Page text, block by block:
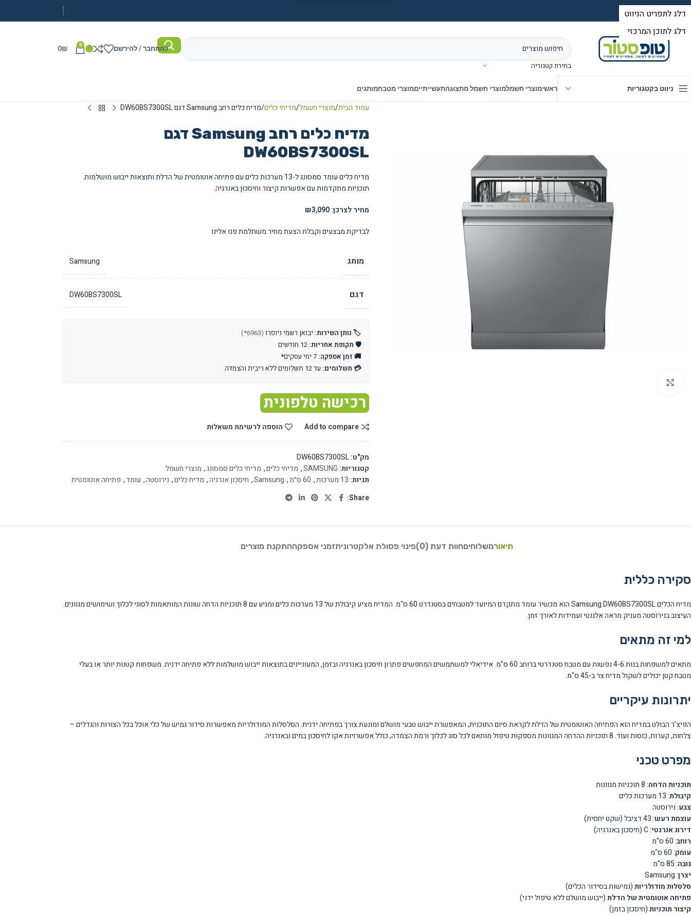
בחירת קטגוריה
להתחבר / להירשם 0
0₪
ניווט בקטגוריות ראשימוצרי חשמלמוצרי חשמל מתצוגהתעשייתייםמוצרי מטבחמותגים
עמוד הבית מוצרי חשמל מדיחי כלים מדיח כלים רחב Samsung דגם DW60BS7300SL
מדיח כלים רחב Samsung דגם
DW60BS7300SL
מדיח כלים עומד סמסונג ל-13 מערכות כלים עם פתיחה אוטומטית של הדלת ותוצאות ייבוש מושלמות.
תוכניות מתקדמות עם אפשרות קיצור וחיסכון באנרגיה.
מחיר לצרכן: ₪3,090
לבדיקת מבצעים וקבלת הצעת מחיר משתלמת פנו אלינו
מותג Samsung
דגם DW60BS7300SL
🏷️ נותן השירות: יבואן רשמי ניופרו (6963*)
🛡️ תקופת אחריות:
🚚 זמן אספקה:
💳 תשלומים: עד 12 תשלומים ללא ריבית והצמדה
רכישה טלפונית
Add to compare הוספה לרשימת משאלות
מק"ט:DW60BS7300SL
קטגוריות: SAMSUNG
, מדיחי כלים, מדיחי כלים סמסונג, מוצרי חשמל
תגיות: 13 מערכות , 60 ס״מ ,
Samsung
, חיסכון אנרגיה, מדיח כלים, נירוסטה, עומד, פתיחה אוטומטית
Share:
תיאורמשלוחיםחוות דעת (0) פינוי פסולת אלקטרוניתזמני אספקההתקנת מוצרים
סקירה כללית
מדיח הכלים Samsung DW60BS7300SL הוא מכשיר עומד מתקדם המיועד למטבחים בסטנדרט 60 ס"מ. המדיח מציע קיבולת של 13 מערכות כלים ומגיע עם 8 תוכניות הדחה שונות המותאמות לסוגי לכלוך ושימושים מגוונים.
העיצוב בנירוסטה מעניק מראה אלגנטי ועמידות לאורך זמן.
למי זה מתאים
מתאים למשפחות בנות 4-6 נפשות עם מטבח סטנדרטי ברוחב 60 ס"מ. אידיאלי למשתמשים המחפשים פתרון חיסכון באנרגיה ובזמן, המעוניינים בתוצאות ייבוש מושלמות ללא פתיחה ידנית. משפחות קטנות יותר או בעלי
מטבח קטן יכולים לשקול מדיח צר ב-45 ס"מ.
יתרונות עיקריים
הפיצ'ר הבולט במדיח הוא הפתיחה האוטומטית של הדלת לקראת סיום התוכנית, המאפשרת ייבוש טבעי מושלם ומונעת צורך בפתיחה ידנית. הסלסלות המודולריות מאפשרות סידור גמיש של כלי אוכל בכל הצורות והגדלים –
צלחות, קערות, כוסות ועוד. 8 תוכניות ההדחה המגוונות מספקות טיפול מותאם לכל סוג לכלוך ורמת הצמדה, כולל אפשרויות אקו לחיסכון במים ובאנרגיה.
מפרט טכני
תוכניות הדחה: 8 תוכניות מגוונות
קיבולת: 13 מערכות כלים
צבע: נירוסטה
עוצמת רעש: 43 דציבל (שקט יחסית)
דירוג אנרגטי: C (חיסכון באנרגיה)
רוחב: 60 ס"מ
עומק: 60 ס"מ
גובה: 85 ס"מ
יצרן: Samsung
סלסלות מודולריות(גמישות בסידור הכלים)
פתיחה אוטומטית של הדלת(ייבוש מושלם ללא טיפול ידני)
קיצור תוכניות(חיסכון בזמן)